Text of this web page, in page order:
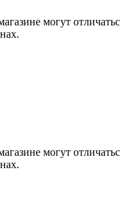
могут
могут